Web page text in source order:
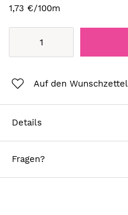
1,73 €/100m
Auf den Wunschzettel
Details
Fragen?